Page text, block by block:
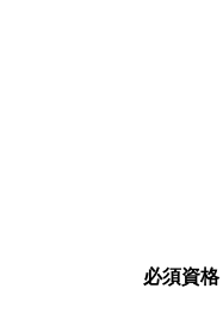
必須資格